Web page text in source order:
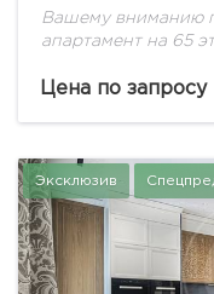
Вашему вниманию
апартамент на 65
планировка:
Цена по запросу
Эксклюзив